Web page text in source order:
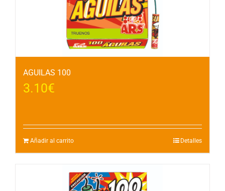
AGUILAS 100
3.10€
Añadir al carrito Detalles